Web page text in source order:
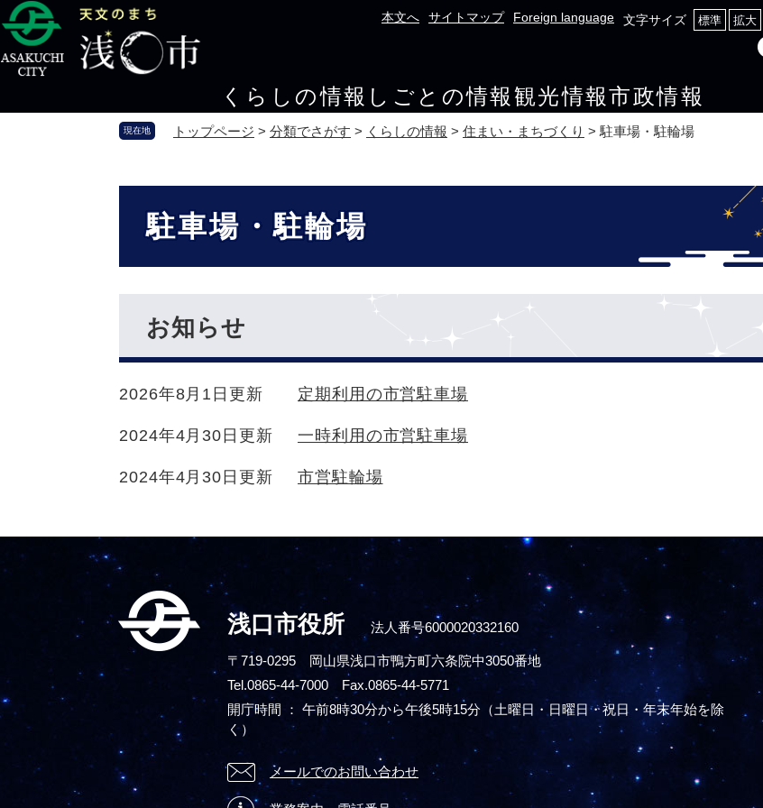
ペ
ー
ジ
メ
ニ
ュ
本文へ サイトマップ Foreign language 文字サイズ 標準 拡大
くらしの情報 しごとの情報観光情報市政情報
現在地 トップページ > 分類でさがす > くらしの情報 > 住まい・まちづくり > 駐車場・駐輪場
駐車場・駐輪場
お知らせ
2026年8月1日更新 定期利用の市営駐車場
2024年4月30日更新 一時利用の市営駐車場
2024年4月30日更新 市営駐輪場
浅口市役所 法人番号6000020332160
〒719-0295 岡山県浅口市鴨方町六条院中3050番地
Tel.0865-44-7000 Fax.0865-44-5771
開庁時間 ： 午前8時30分から午後5時15分 （土曜日・日曜日・祝日・年末年始を除
く）
メールでのお問い合わせ